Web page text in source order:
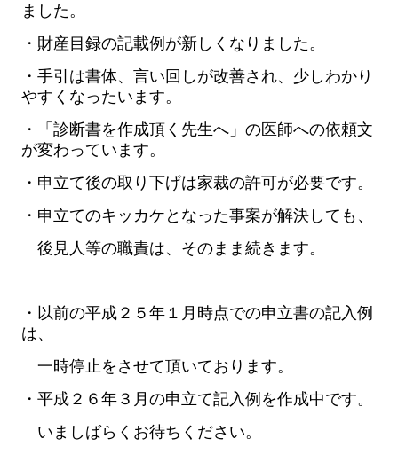
ました。
・財産目録の記載例が新しくなりました。
・手引は書体、言い回しが改善され、少しわかり
やすくなったいます。
・「診断書を作成頂く先生へ」の医師への依頼文
が変わっています。
・申立て後の取り下げは家裁の許可が必要です。
・申立てのキッカケとなった事案が解決しても、
後見人等の職責は、そのまま続きます。
・以前の平成２５年１月時点での申立書の記入例
は、
一時停止をさせて頂いております。
・平成２６年３月の申立て記入例を作成中です。
いましばらくお待ちください。